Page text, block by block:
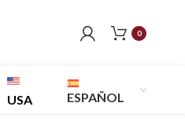
0
USA ESPAÑOL